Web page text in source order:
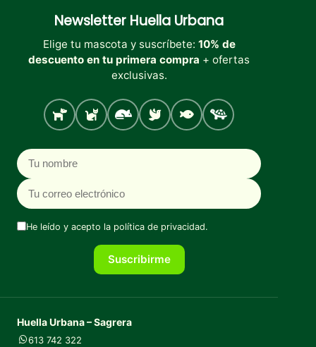
Newsletter Huella Urbana
Elige tu mascota y suscríbete: 10% de
descuento en tu primera compra + ofertas
exclusivas.
Perro Gato Roedores
Aves PecesTortugas
Nombre
Correo electrónico
He leído y acepto la política de privacidad.
Suscribirme
Huella Urbana – Sagrera
613 742 322